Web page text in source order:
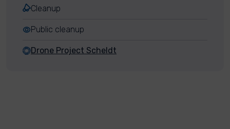
Cleanup
Public cleanup
Drone Project Scheldt